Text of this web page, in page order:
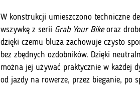
W konstrukcji umieszczono techniczne
wszywkę z serii Grab Your Bikeoraz
dzięki czemu bluza zachowuje czysto
bez zbędnych ozdobników. Dzięki
można jej używać praktycznie w każdej
od jazdy na rowerze, przez bieganie, po